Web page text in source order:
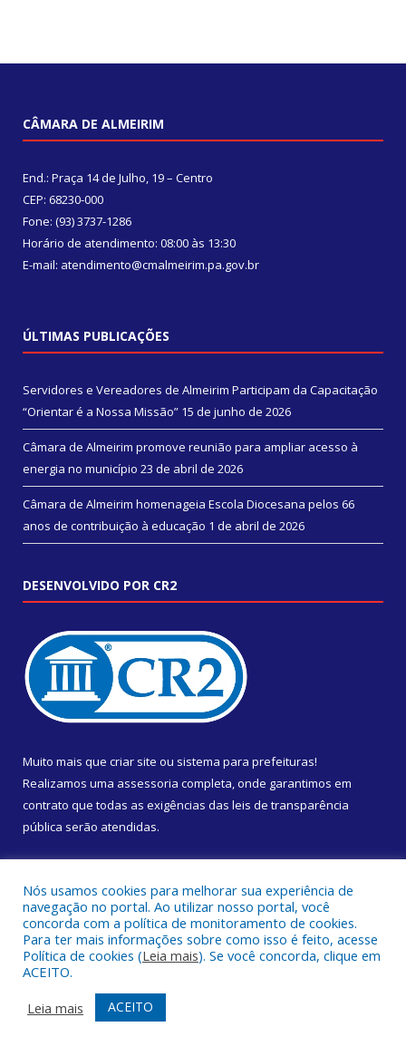
CÂMARA DE ALMEIRIM
End.: Praça 14 de Julho, 19 – Centro
CEP: 68230-000
Fone: (93) 3737-1286
Horário de atendimento: 08:00 às 13:30
E-mail: atendimento@cmalmeirim.pa.gov.br
ÚLTIMAS PUBLICAÇÕES
Servidores e Vereadores de Almeirim Participam da Capacitação
“Orientar é a Nossa Missão” 15 de junho de 2026
Câmara de Almeirim promove reunião para ampliar acesso à
energia no município 23 de abril de 2026
Câmara de Almeirim homenageia Escola Diocesana pelos 66
anos de contribuição à educação 1 de abril de 2026
DESENVOLVIDO POR CR2
Muito mais que criar site ou sistema para prefeituras!
Realizamos uma assessoria completa, onde garantimos em
contrato que todas as exigências das leis de transparência
pública serão atendidas.
Todos os direitos reservados a Câmara Municipal de Almeirim.
Mapa do Site
Acessar Área Administrativa
Acessar Webmail
Nós usamos cookies para melhorar sua experiência de
navegação no portal. Ao utilizar nosso portal, você
concorda com a política de monitoramento de cookies.
Para ter mais informações sobre como isso é feito, acesse
Política de cookies (Leia mais). Se você concorda, clique em
ACEITO.
Leia mais
ACEITO